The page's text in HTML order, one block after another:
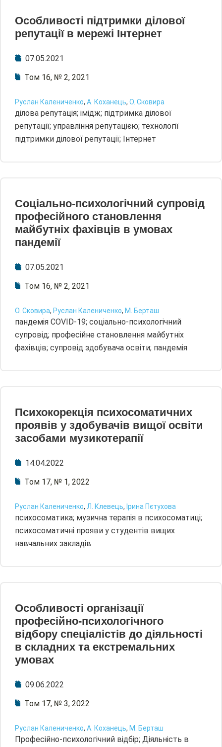
Особливості підтримки ділової
репутації в мережі Інтернет
07.05.2021
Том 16, № 2, 2021
Руслан Калениченко, А. Коханець, О. Сковира
ділова репутація; імідж; підтримка ділової
репутації; управління репутацією; технології
підтримки ділової репутації; Інтернет
Соціально-психологічний супровід
професійного становлення
майбутніх фахівців в умовах
пандемії
07.05.2021
Том 16, № 2, 2021
О. Сковира, Руслан Калениченко, М. Берташ
пандемія COVID-19; соціально-психологічний
супровід; професійне становлення майбутніх
фахівців; супровід здобувача освіти; пандемія
Психокорекція психосоматичних
проявів у здобувачів вищої освіти
засобами музикотерапії
14.04.2022
Том 17, № 1, 2022
Руслан Калениченко, Л. Клевець, Ірина Пєтухова
психосоматика; музична терапія в психосоматиці;
психосоматичні прояви у студентів вищих
навчальних закладів
Особливості організації
професійно-психологічного
відбору спеціалістів до діяльності
в складних та екстремальних
умовах
09.06.2022
Том 17, № 3, 2022
Руслан Калениченко, А. Коханець, М. Берташ
Професійно-психологічний відбір; Діяльність в